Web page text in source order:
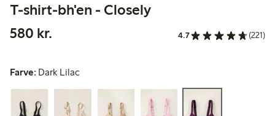
T-shirt-bh'en - Closely
580 kr.
4.7 (221)
Farve: Dark Lilac